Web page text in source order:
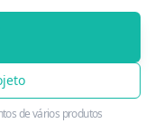
de vários produtos